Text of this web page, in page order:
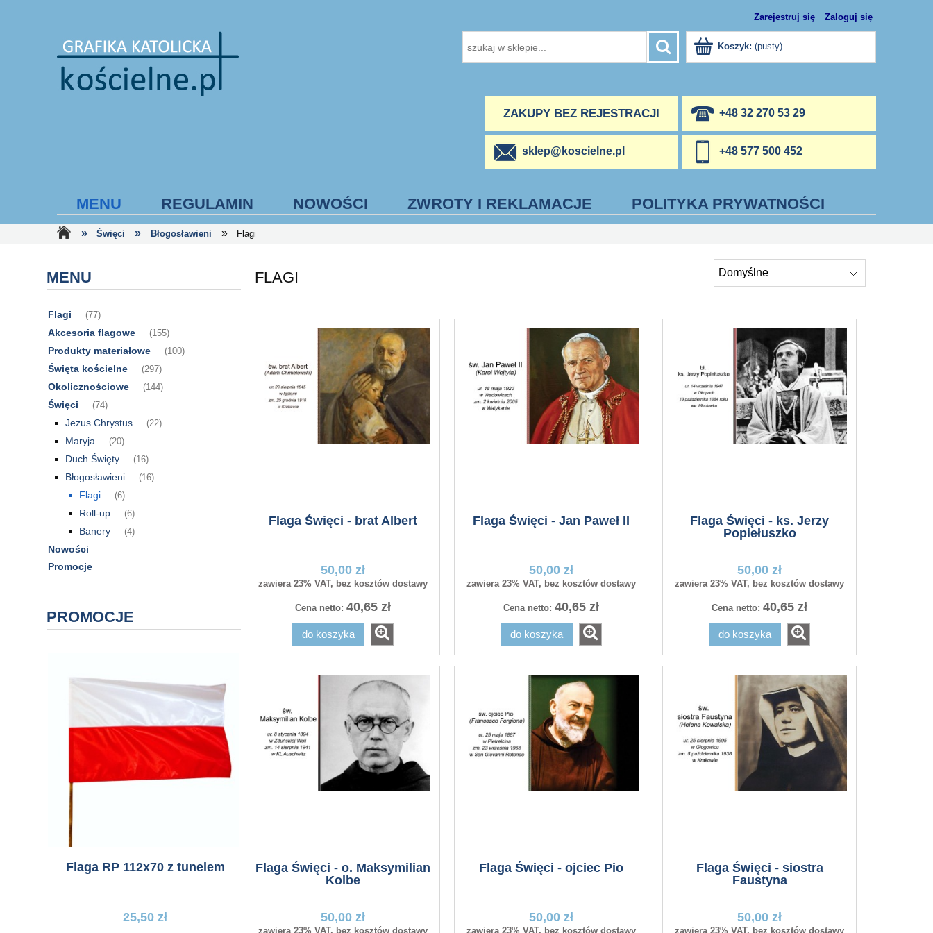
Zarejestruj się Zaloguj się
Koszyk: (pusty)
+48 32 270 53 29
ZAKUPY BEZ REJESTRACJI
+48 577 500 452
sklep@koscielne.pl
MENU REGULAMIN NOWOŚCI ZWROTY I REKLAMACJE
POLITYKA PRYWATNOŚCI
FORMY PŁATNOŚCI
» Święci » Błogosławieni » Flagi
MENU
Flagi (77)
Akcesoria flagowe (155)
Produkty materiałowe (100)
Święta kościelne (297)
Okolicznościowe (144)
Święci (74)
Jezus Chrystus (22)
Maryja (20)
Duch Święty (16)
Błogosławieni (16)
Flagi (6)
Roll-up (6)
Banery (4)
Nowości
Promocje
PROMOCJE
Flaga RP 112x70 z tunelem
25,50 zł
Pokrowiec na drzewiec i
sztandar
594,00 zł
Flaga maryjna ZSZYWANA
25,50 zł
Flaga kościelna ZSZYWANA
25,50 zł
FLAGI
Flaga Święci - brat Albert
50,00 zł
zawiera 23% VAT, bez kosztów dostawy
Cena netto: 40,65 zł
do koszyka
Flaga Święci - Jan Paweł II
50,00 zł
zawiera 23% VAT, bez kosztów dostawy
Cena netto: 40,65 zł
do koszyka
Flaga Święci - ks. Jerzy
Popiełuszko
50,00 zł
zawiera 23% VAT, bez kosztów dostawy
Cena netto: 40,65 zł
do koszyka
Flaga Święci - o. Maksymilian
Kolbe
50,00 zł
zawiera 23% VAT, bez kosztów dostawy
Flaga Święci - ojciec Pio
50,00 zł
zawiera 23% VAT, bez kosztów dostawy
Flaga Święci - siostra
Faustyna
50,00 zł
zawiera 23% VAT, bez kosztów dostawy